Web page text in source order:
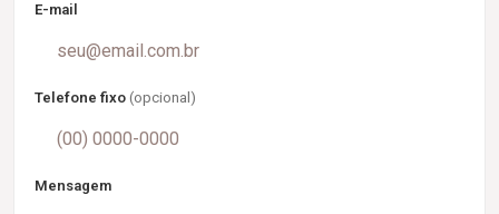
E-mail
Telefone fixo (opcional)
Mensagem